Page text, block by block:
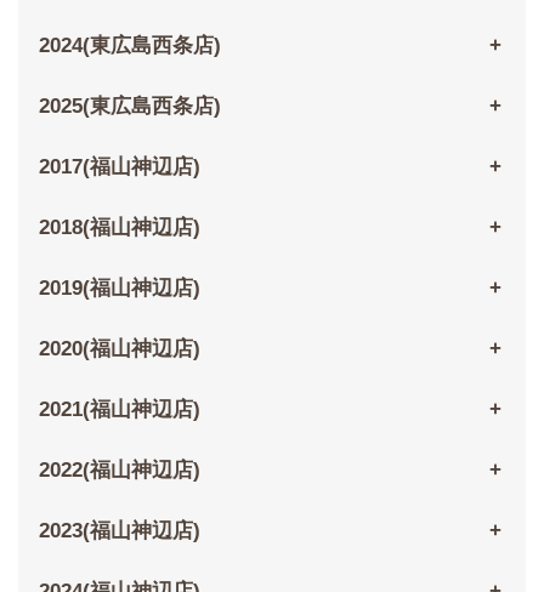
2024(東広島西条店)
2025(東広島西条店)
2017(福山神辺店)
2018(福山神辺店)
2019(福山神辺店)
2020(福山神辺店)
2021(福山神辺店)
2022(福山神辺店)
2023(福山神辺店)